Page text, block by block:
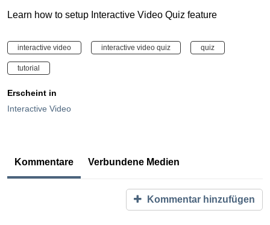
Learn how to setup Interactive Video Quiz feature
interactive video interactive video quiz quiz
tutorial
Erscheint in
Interactive Video
Kommentare Verbundene Medien
Kommentar hinzufügen